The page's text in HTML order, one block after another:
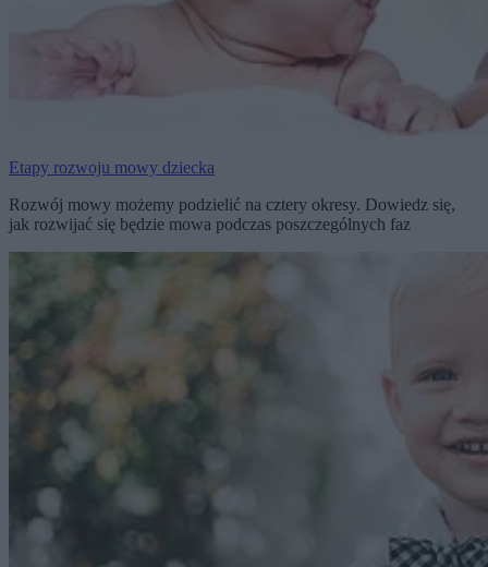
Etapy rozwoju mowy dziecka
Rozwój mowy możemy podzielić na cztery okresy. Dowiedz się,
jak rozwijać się będzie mowa podczas poszczególnych faz